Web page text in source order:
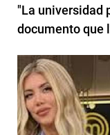
"La universidad
documento que